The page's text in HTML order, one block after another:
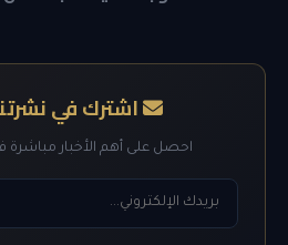
اشترك في
احصل على أهم الأخبار مباشرة